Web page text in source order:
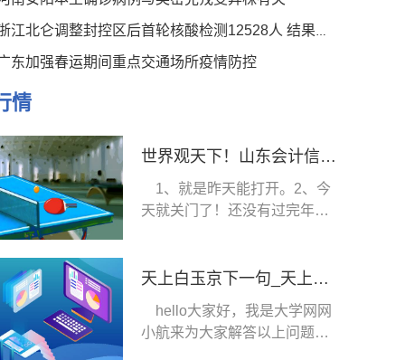
江北仑调整封控区后首轮核酸检测12528人 结果均为阴性
东加强春运期间重点交通场所疫情防控
情
世界观天下！山东会计信息采集网官网查询_山东会计信息采集网官网
1、就是昨天能打开。2、今
天就关门了！还没有过完年
天上白玉京下一句_天上白玉京诗句赏析
hello大家好，我是大学网网
小航来为大家解答以上问题，